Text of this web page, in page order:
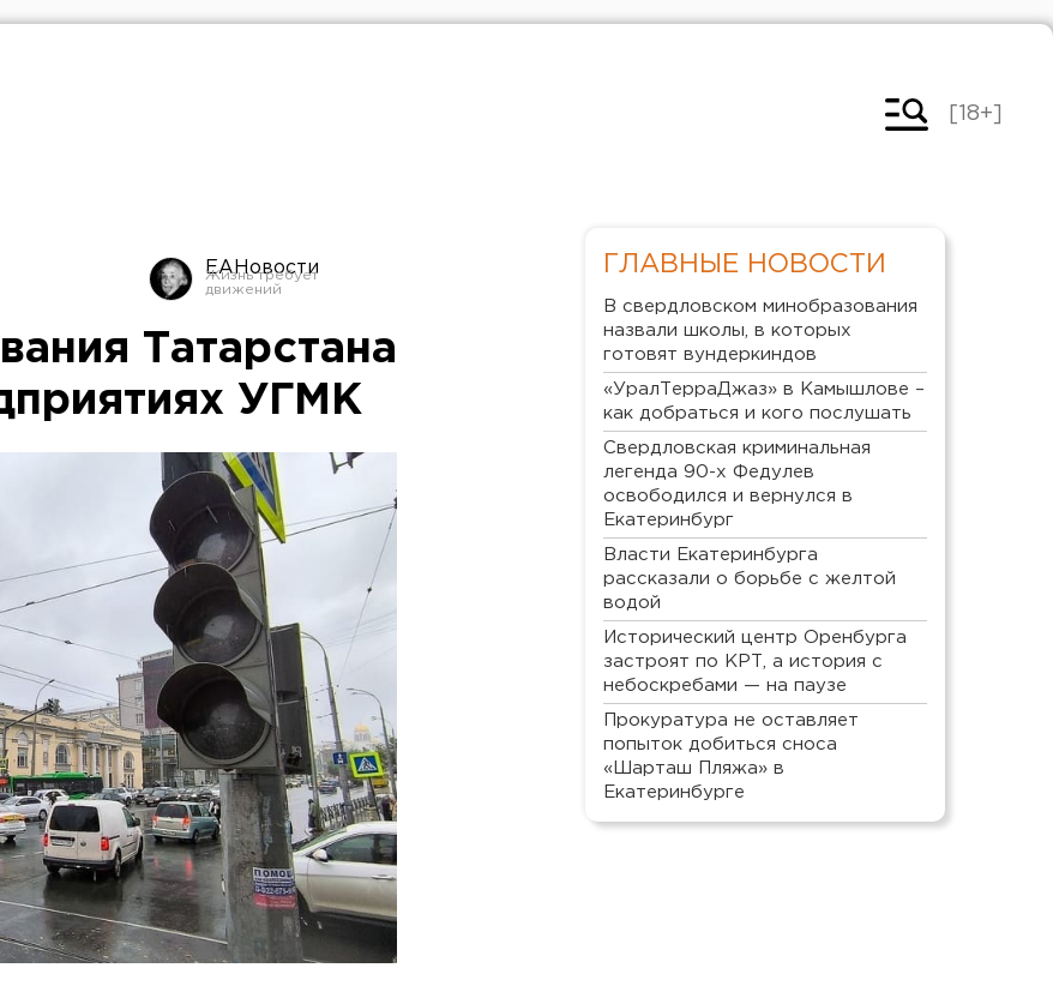
[18+]
ЕАНовости
Татарстана
УГМК
ГЛАВНЫЕ НОВОСТИ
В свердловском минобразования
назвали школы, в которых
готовят вундеркиндов
«УралТерраДжаз» в Камышлове –
как добраться и кого послушать
Свердловская криминальная
легенда 90-х Федулев
освободился и вернулся в
Екатеринбург
Власти Екатеринбурга
рассказали о борьбе с желтой
водой
Исторический центр Оренбурга
застроят по КРТ, а история с
небоскребами — на паузе
Прокуратура не оставляет
попыток добиться сноса
«Шарташ Пляжа» в
Екатеринбурге